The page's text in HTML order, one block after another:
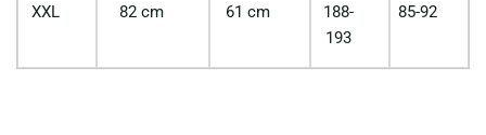
XXL 82 cm 61 cm
188-
193
85-92